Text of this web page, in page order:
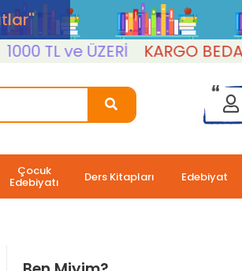
TL ve ÜZERİ KARGO BEDAVA
Çocuk
Edebiyatı Ders Kitapları Edebiyat